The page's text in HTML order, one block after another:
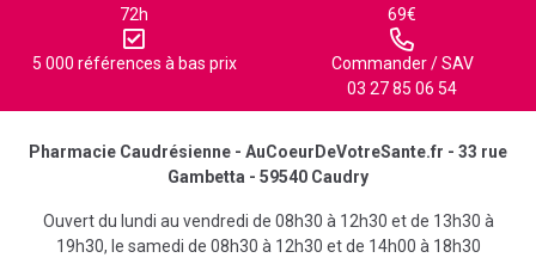
72h
69€
5 000 références à bas prix
Commander / SAV
03 27 85 06 54
Pharmacie Caudrésienne - AuCoeurDeVotreSante.fr - 33 rue
Gambetta - 59540 Caudry
Ouvert du lundi au vendredi de 08h30 à 12h30 et de 13h30 à
19h30, le samedi de 08h30 à 12h30 et de 14h00 à 18h30